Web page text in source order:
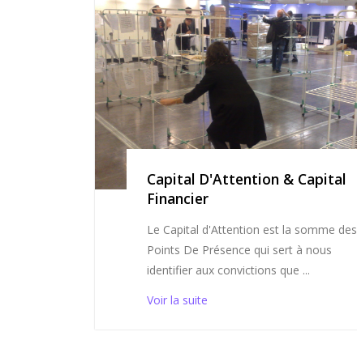
Capital D'Attention & Capital
Financier
Le Capital d'Attention est la somme des
Points De Présence qui sert à nous
identifier aux convictions que ...
Voir la suite